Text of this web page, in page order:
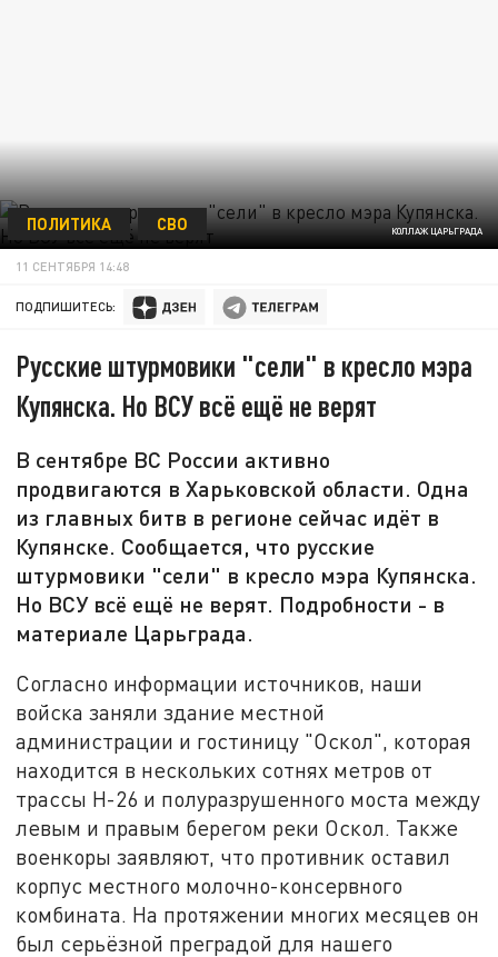
КОЛЛАЖ ЦАРЬГРАДА
ПОЛИТИКА СВО
11 СЕНТЯБРЯ 14:48
ПОДПИШИТЕСЬ:
Русские штурмовики "сели" в кресло мэра
Купянска. Но ВСУ всё ещё не верят
В сентябре ВС России активно
продвигаются в Харьковской области. Одна
из главных битв в регионе сейчас идёт в
Купянске. Сообщается, что русские
штурмовики "сели" в кресло мэра Купянска.
Но ВСУ всё ещё не верят. Подробности - в
материале Царьграда.
Согласно информации источников, наши
войска заняли здание местной
администрации и гостиницу "Оскол", которая
находится в нескольких сотнях метров от
трассы Н-26 и полуразрушенного моста между
левым и правым берегом реки Оскол. Также
военкоры заявляют, что противник оставил
корпус местного молочно-консервного
комбината. На протяжении многих месяцев он
был серьёзной преградой для нашего